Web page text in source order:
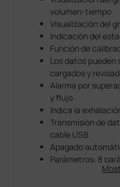
volumen-tiempo
Visualización del
Indicación del
Función de
Los datos pueden
cargados y
Alarma por
y flujo
Indica la
Transmisión de
cable USB
Apagado
Parámetros: 8
FVC (FVC, FEV1,